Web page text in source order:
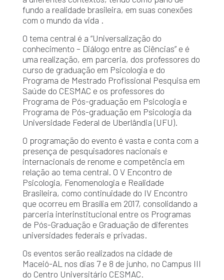
fundo a realidade brasileira, em suas conexões
com o mundo da vida .
O tema central é a “Universalização do
conhecimento – Diálogo entre as Ciências” e é
uma realização, em parceria, dos professores do
curso de graduação em Psicologia e do
Programa de Mestrado Profissional Pesquisa em
Saúde do CESMAC e os professores do
Programa de Pós-graduação em Psicologia e
Programa de Pós-graduação em Psicologia da
Universidade Federal de Uberlândia (UFU).
O programação do evento é vasta e conta com a
presença de pesquisadores nacionais e
internacionais de renome e competência em
relação ao tema central. O V Encontro de
Psicologia, Fenomenologia e Realidade
Brasileira, como continuidade do IV Encontro
que ocorreu em Brasília em 2017, consolidando a
parceria interinstitucional entre os Programas
de Pós-Graduação e Graduação de diferentes
universidades federais e privadas.
Os eventos serão realizados na cidade de
Maceió-AL nos dias 7 e 8 de junho, no Campus III
do Centro Universitário CESMAC.